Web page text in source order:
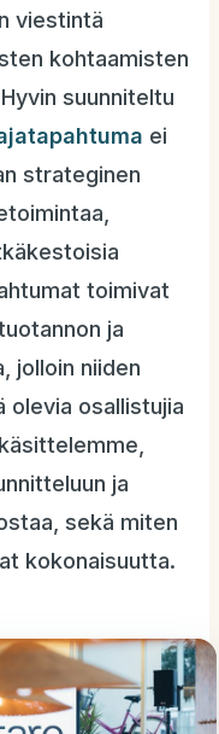
viestintä
kohtaamisten
suunniteltu
ei
strateginen
toimivat
ja
jolloin niiden
olevia osallistujia
ja
sekä miten
kokonaisuutta.